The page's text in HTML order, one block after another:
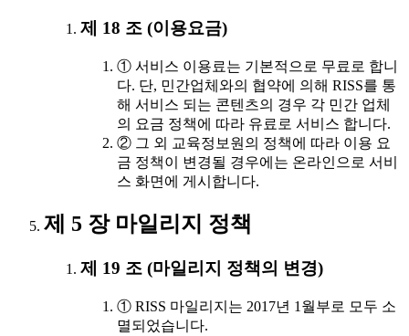
제 18 조 (이용요금)
① 서비스 이용료는 기본적으로 무료로 합니
다. 단, 민간업체와의 협약에 의해 RISS를 통
해 서비스 되는 콘텐츠의 경우 각 민간 업체
의 요금 정책에 따라 유료로 서비스 합니다.
② 그 외 교육정보원의 정책에 따라 이용 요
금 정책이 변경될 경우에는 온라인으로 서비
스 화면에 게시합니다.
제 5 장 마일리지 정책
제 19 조 (마일리지 정책의 변경)
① RISS 마일리지는 2017년 1월부로 모두 소
멸되었습니다.